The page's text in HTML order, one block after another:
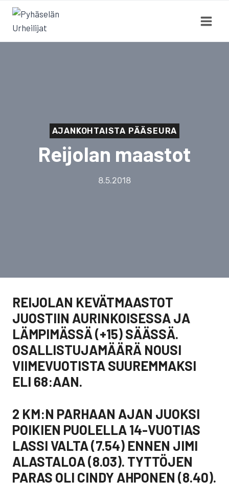
Siirry
sisältöön
AJANKOHTAISTA PÄÄSEURA
Reijolan maastot
8.5.2018
REIJOLAN KEVÄTMAASTOT
JUOSTIIN AURINKOISESSA JA
LÄMPIMÄSSÄ (+15) SÄÄSSÄ.
OSALLISTUJAMÄÄRÄ NOUSI
VIIMEVUOTISTA SUUREMMAKSI
ELI 68:AAN.
2 KM:N PARHAAN AJAN JUOKSI
POIKIEN PUOLELLA 14-VUOTIAS
LASSI VALTA (7.54) ENNEN JIMI
ALASTALOA (8.03). TYTTÖJEN
PARAS OLI CINDY AHPONEN (8.40).